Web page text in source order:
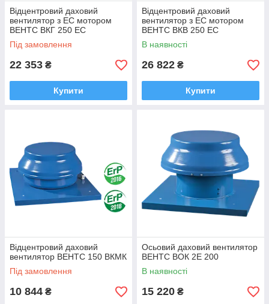
Відцентровий даховий
вентилятор з EC мотором
ВЕНТС ВКГ 250 EC
Під замовлення
22 353 ₴
Купити
Відцентровий даховий
вентилятор з ЕС мотором
ВЕНТС ВКВ 250 ЕС
В наявності
26 822 ₴
Купити
Відцентровий даховий
вентилятор ВЕНТС 150 ВКМК
Під замовлення
10 844 ₴
Осьовий даховий вентилятор
ВЕНТС ВОК 2Е 200
В наявності
15 220 ₴